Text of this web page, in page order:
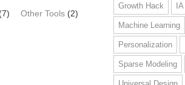
(7) Other Tools (2)
Growth Hack IA
Machine Learning
Personalization
Sparse Modeling